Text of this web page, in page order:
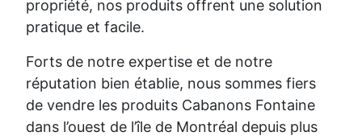
propriété, nos produits offrent une solution
pratique et facile.
Forts de notre expertise et de notre
réputation bien établie, nous sommes fiers
de vendre les produits Cabanons Fontaine
dans l’ouest de l’île de Montréal depuis plus